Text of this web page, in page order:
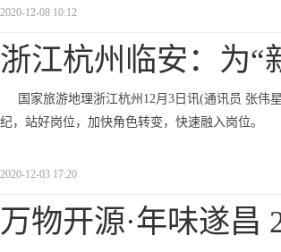
2020-12-08 10:12
浙江杭州临安：为“
国家旅游地理浙江杭州12月3日讯(通讯员 张
纪，站好岗位，加快角色转变，快速融入岗位。
2020-12-03 17:20
万物开源·年味遂昌